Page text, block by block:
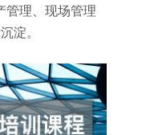
管理、现场管理
淀。